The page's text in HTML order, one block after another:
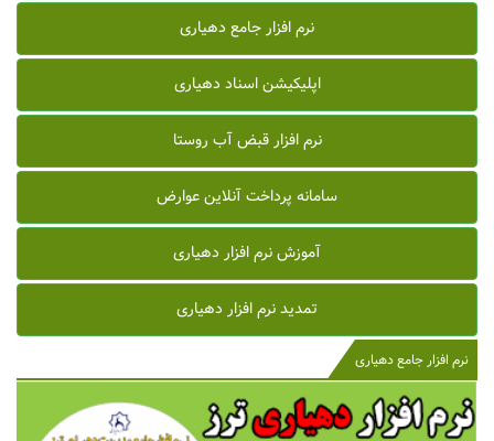
نرم افزار جامع دهیاری
اپلیکیشن اسناد دهیاری
نرم افزار قبض آب روستا
سامانه پرداخت آنلاین عوارض
آموزش نرم افزار دهیاری
تمدید نرم افزار دهیاری
نرم افزار جامع دهیاری